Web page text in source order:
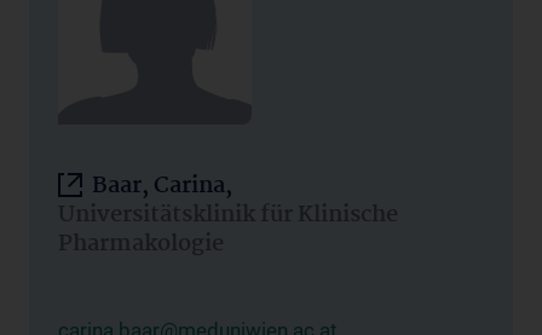
Baar, Carina,
Universitätsklinik für Klinische
Pharmakologie
carina.baar@meduniwien.ac.at